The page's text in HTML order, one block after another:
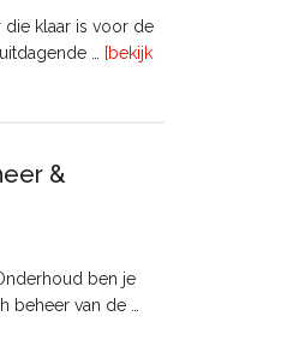
die klaar is voor de
…
[bekijk
&
ben je
van de …